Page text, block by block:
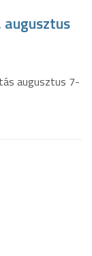
augusztus 7-